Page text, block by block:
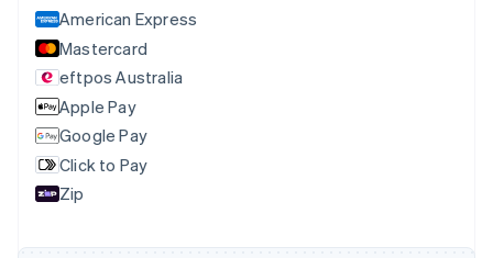
American Express
Mastercard
eftpos Australia
Apple Pay
Google Pay
Click to Pay
Zip
Canadá
English Français
简体中文English
Chipre
English
Croácia
EnglishItaliano
Dinamarca